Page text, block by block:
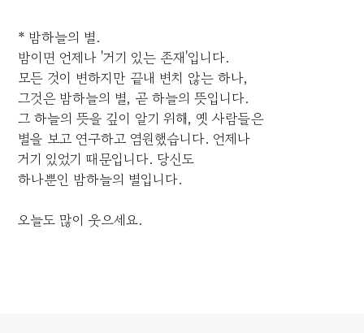
* 밤하늘의 별.
밤이면 언제나 '거기 있는 존재'입니다.
모든 것이 변하지만 끝내 변치 않는 하나,
그것은 밤하늘의 별, 곧 하늘의 뜻입니다.
그 하늘의 뜻을 깊이 알기 위해, 옛 사람들은
별을 보고 연구하고 염원했습니다. 언제나
거기 있었기 때문입니다. 당신도
하나뿐인 밤하늘의 별입니다.
오늘도 많이 웃으세요.